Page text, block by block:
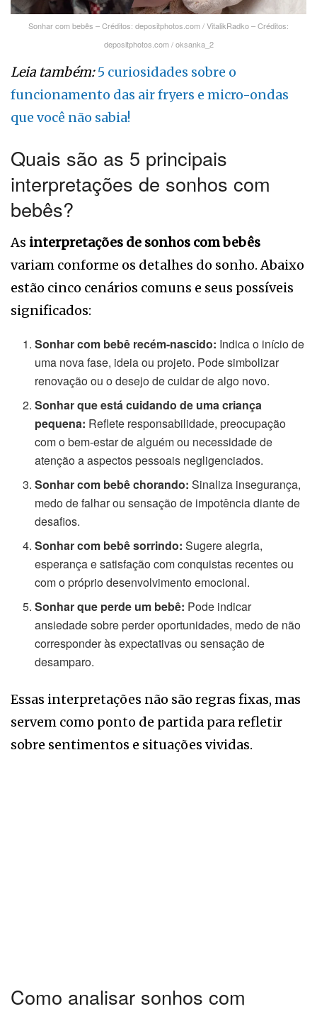
Sonhar com bebês – Créditos: depositphotos.com / VitalikRadko – Créditos:
depositphotos.com / oksanka_2
Leia também: 5 curiosidades sobre o
funcionamento das air fryers e micro-ondas
que você não sabia!
Quais são as 5 principais
interpretações de sonhos com
bebês?
As interpretações de sonhos com bebês
variam conforme os detalhes do sonho. Abaixo
estão cinco cenários comuns e seus possíveis
significados:
Sonhar com bebê recém-nascido: Indica o início de
uma nova fase, ideia ou projeto. Pode simbolizar
renovação ou o desejo de cuidar de algo novo.
Sonhar que está cuidando de uma criança
pequena: Reflete responsabilidade, preocupação
com o bem-estar de alguém ou necessidade de
atenção a aspectos pessoais negligenciados.
Sonhar com bebê chorando: Sinaliza insegurança,
medo de falhar ou sensação de impotência diante de
desafios.
Sonhar com bebê sorrindo: Sugere alegria,
esperança e satisfação com conquistas recentes ou
com o próprio desenvolvimento emocional.
Sonhar que perde um bebê: Pode indicar
ansiedade sobre perder oportunidades, medo de não
corresponder às expectativas ou sensação de
desamparo.
Essas interpretações não são regras fixas, mas
servem como ponto de partida para refletir
sobre sentimentos e situações vividas.
Como analisar sonhos com